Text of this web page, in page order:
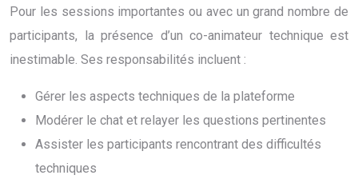
Pour les sessions importantes ou avec un grand nombre de
participants, la présence d’un co-animateur technique est
inestimable. Ses responsabilités incluent :
Gérer les aspects techniques de la plateforme
Modérer le chat et relayer les questions pertinentes
Assister les participants rencontrant des difficultés
techniques